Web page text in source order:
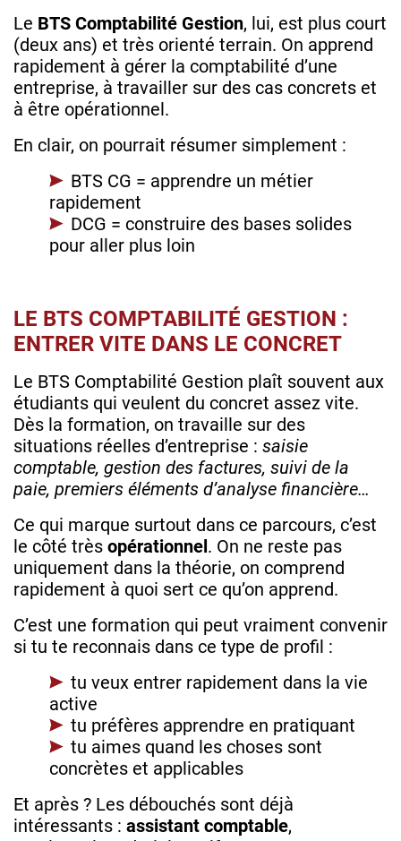
Le BTS Comptabilité Gestion, lui, est plus court
(deux ans) et très orienté terrain. On apprend
rapidement à gérer la comptabilité d’une
entreprise, à travailler sur des cas concrets et
à être opérationnel.
En clair, on pourrait résumer simplement :
BTS CG = apprendre un métier
rapidement
DCG = construire des bases solides
pour aller plus loin
LE BTS COMPTABILITÉ GESTION :
ENTRER VITE DANS LE CONCRET
Le BTS Comptabilité Gestion plaît souvent aux
étudiants qui veulent du concret assez vite.
Dès la formation, on travaille sur des
situations réelles d’entreprise : saisie
comptable, gestion des factures, suivi de la
paie, premiers éléments d’analyse financière…
Ce qui marque surtout dans ce parcours, c’est
le côté très opérationnel. On ne reste pas
uniquement dans la théorie, on comprend
rapidement à quoi sert ce qu’on apprend.
C’est une formation qui peut vraiment convenir
si tu te reconnais dans ce type de profil :
tu veux entrer rapidement dans la vie
active
tu préfères apprendre en pratiquant
tu aimes quand les choses sont
concrètes et applicables
Et après ? Les débouchés sont déjà
intéressants : assistant comptable,